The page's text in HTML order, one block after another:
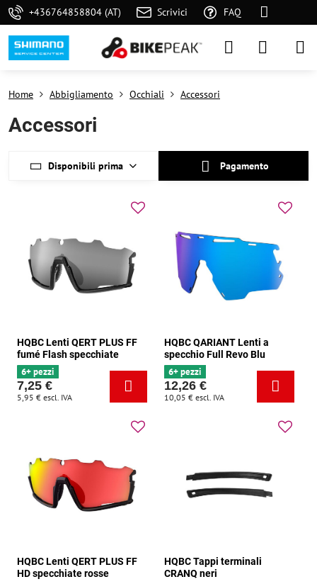
+436764858804 (AT) Scrivici FAQ
Home Abbigliamento Occhiali Accessori
Accessori
Disponibili prima Pagamento
HQBC Lenti QERT PLUS FF
fumé Flash specchiate
6+ pezzi
7,25 €
5,95 € escl. IVA
HQBC QARIANT Lenti a
specchio Full Revo Blu
6+ pezzi
12,26 €
10,05 € escl. IVA
HQBC Lenti QERT PLUS FF
HD specchiate rosse
HQBC Tappi terminali
CRANQ neri